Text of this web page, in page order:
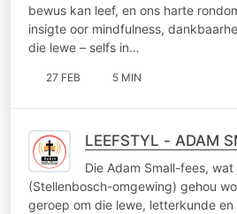
bewus kan leef, en ons harte
insigte oor mindfulness,
die lewe – selfs in…
27 FEB 5 MIN
LEEFSTYL - ADAM
Die Adam Small-fees, wat
(Stellenbosch-omgewing) gehou
geroep om die lewe, letterkunde